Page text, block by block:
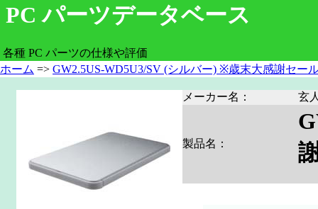
PC パーツデータベース
各種 PC パーツの仕様や評価
ホーム => GW2.5US-WD5U3/SV (シルバー) ※歳末大感謝セー
メーカー名： 玄
製品名：